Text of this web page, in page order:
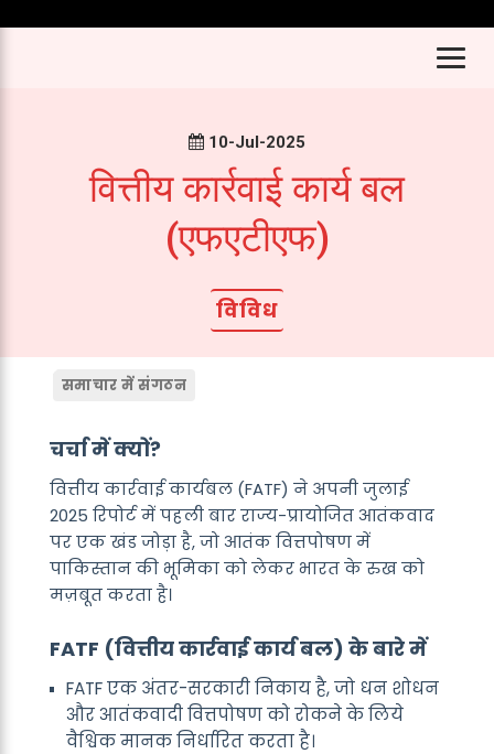
10-Jul-2025
वित्तीय कार्रवाई कार्य बल
(एफएटीएफ)
विविध
समाचार में संगठन
चर्चा में क्यों?
वित्तीय कार्रवाई कार्यबल (FATF) ने अपनी जुलाई
2025 रिपोर्ट में पहली बार राज्य-प्रायोजित आतंकवाद
पर एक खंड जोड़ा है, जो आतंक वित्तपोषण में
पाकिस्तान की भूमिका को लेकर भारत के रुख को
मज़बूत करता है।
FATF (वित्तीय कार्रवाई कार्य बल) के बारे में
FATF एक अंतर-सरकारी निकाय है, जो धन शोधन
और आतंकवादी वित्तपोषण को रोकने के लिये
वैश्विक मानक निर्धारित करता है।